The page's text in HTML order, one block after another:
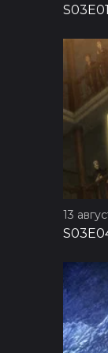
S03E01
13